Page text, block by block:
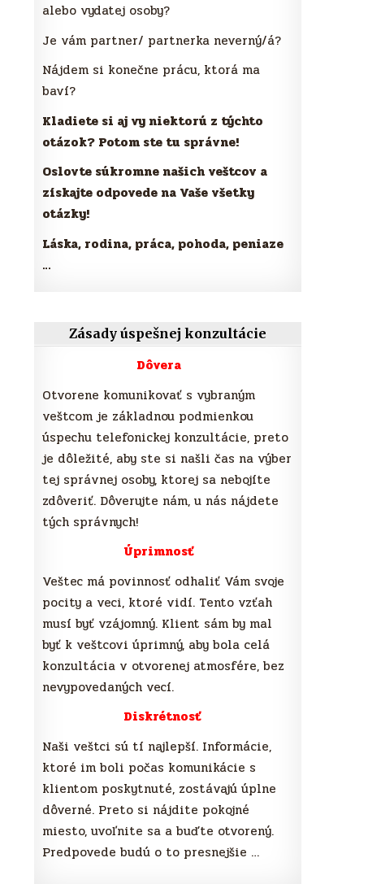
alebo vydatej osoby?
Je vám partner/ partnerka neverný/á?
Nájdem si konečne prácu, ktorá ma
baví?
Kladiete si aj vy niektorú z týchto
otázok? Potom ste tu správne!
Oslovte súkromne našich veštcov a
získajte odpovede na Vaše všetky
otázky!
Láska, rodina, práca, pohoda, peniaze
…
Zásady úspešnej konzultácie
Dôvera
Otvorene komunikovať s vybraným
veštcom je základnou podmienkou
úspechu telefonickej konzultácie, preto
je dôležité, aby ste si našli čas na výber
tej správnej osoby, ktorej sa nebojíte
zdôveriť. Dôverujte nám, u nás nájdete
tých správnych!
Úprimnosť
Veštec má povinnosť odhaliť Vám svoje
pocity a veci, ktoré vidí. Tento vzťah
musí byť vzájomný. Klient sám by mal
byť k veštcovi úprimný, aby bola celá
konzultácia v otvorenej atmosfére, bez
nevypovedaných vecí.
Diskrétnosť
Naši veštci sú tí najlepší. Informácie,
ktoré im boli počas komunikácie s
klientom poskytnuté, zostávajú úplne
dôverné. Preto si nájdite pokojné
miesto, uvoľnite sa a buďte otvorený.
Predpovede budú o to presnejšie …